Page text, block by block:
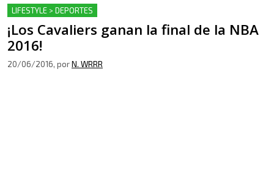
LIFESTYLE > DEPORTES
¡Los Cavaliers ganan la final de la NBA
2016!
20/06/2016, porN. WRRR